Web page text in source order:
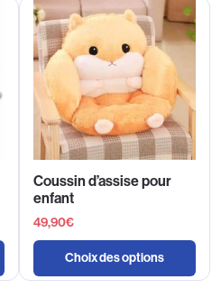
Coussin d’assise pour
enfant
49,90€
Choix des options